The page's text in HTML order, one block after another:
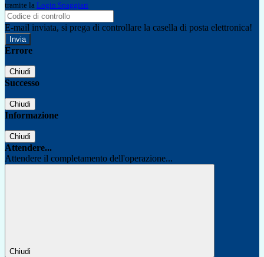
tramite la Login Spaggiari
E-mail inviata, si prega di controllare la casella di posta elettronica!
Errore
Chiudi
Successo
Chiudi
Informazione
Chiudi
Attendere...
Attendere il completamento dell'operazione...
Chiudi